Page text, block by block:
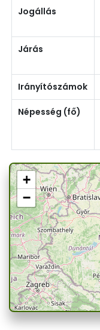
Jogállás
Járás
Irányítószámok
Népesség (fő)
+
−